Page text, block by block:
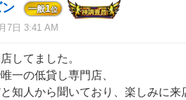
一般1位
7日 3:41 AM
してました。
一の低貸し専門店、
知人から聞いており、楽しみに